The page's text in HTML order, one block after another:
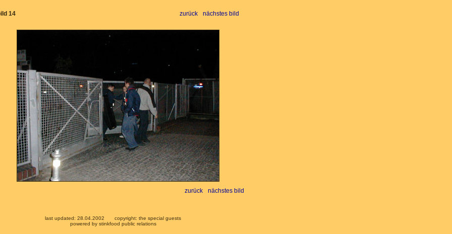
14 zurück nächstes bild
zurück nächstes bild
last updated: 28.04.2002
copyright: the special guests
powered by stinkfood public relations